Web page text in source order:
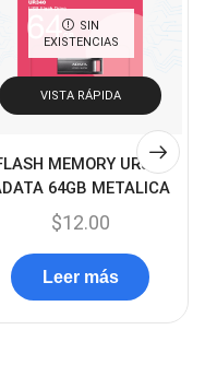
(45)
SIN
EXISTENCIAS
VISTA RÁPIDA
MEMORY UR340
64GB METALICA
$12.00
Leer más